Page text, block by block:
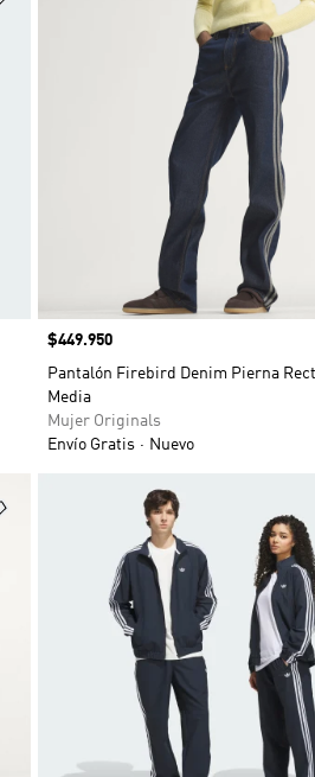
Precio
$449.950
Pantalón Firebird Denim Pierna
Media
Mujer Originals
Envío Gratis
Nuevo
Añadir a la lista de deseos